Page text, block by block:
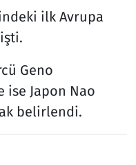
ilk Avrupa
Geno
ise Japon Nao
belirlendi.